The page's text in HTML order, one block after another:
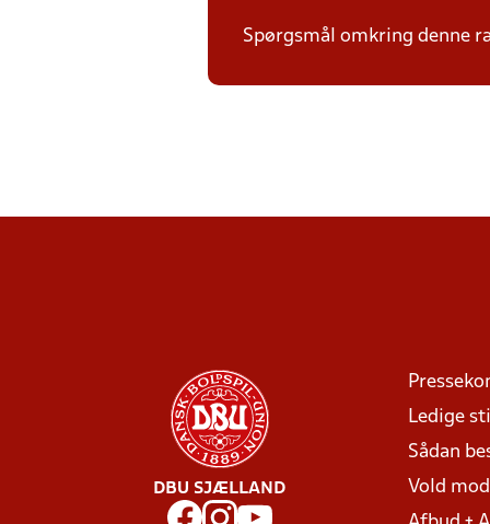
Spørgsmål omkring denne
DBU SJÆLLAND
Ledige
Sådan
Vold